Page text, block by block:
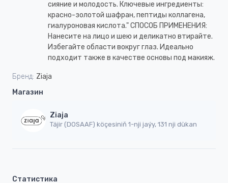
сияние и молодость. Ключевые ингредиенты:
красно-золотой шафран, пептиды коллагена,
гиалуроновая кислота." СПОСОБ ПРИМЕНЕНИЯ:
Нанесите на лицо и шею и деликатно втирайте.
Избегайте области вокруг глаз. Идеально
подходит также в качестве основы под макияж.
Бренд: Ziaja
Магазин
Ziaja
Täjir (DOSAAF) köçesiniň 1-nji jaýy, 131 nji dükan
Статистика